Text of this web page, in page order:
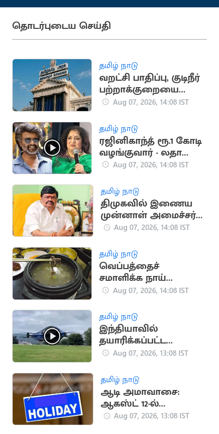
தொடர்புடைய செய்தி
தமிழ் நாடு
வறட்சி பாதிப்பு, குடிநீர்
பற்றாக்குறையை
சமாளிக்க ரூ.288.97
Aug 07, 2026, 14:08 IST
தமிழ் நாடு
ரஜினிகாந்த் ரூ.1 கோடி
வழங்குவார் - லதா
ரஜினிகாந்த்
Aug 07, 2026, 14:08 IST
தமிழ் நாடு
திமுகவில் இணைய
முன்னாள் அமைச்சர்
ராஜேந்திர பாலாஜிக்கு
Aug 07, 2026, 14:08 IST
தமிழ் நாடு
வெப்பத்தைச்
சமாளிக்க நாய்
இறைச்சி சூப் குடிக்க
Aug 07, 2026, 14:08 IST
தமிழ் நாடு
இந்தியாவில்
தயாரிக்கப்பட்ட
பறக்கும் மின்சாரக் கார்
Aug 07, 2026, 13:08 IST
தமிழ் நாடு
ஆடி அமாவாசை:
ஆகஸ்ட் 12-ல்
கன்னியாகுமரிக்கு
Aug 07, 2026, 13:08 IST